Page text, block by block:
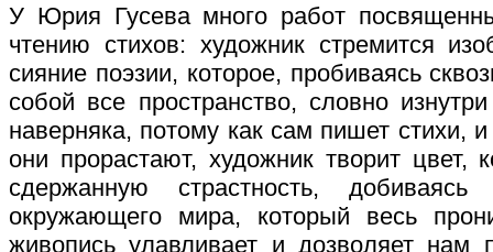
У Юрия Гусева много работ
чтению стихов: художник стремится
сияние поэзии, которое, пробиваясь
собой все пространство, словно
наверняка, потому как сам пишет стихи, и
они прорастают, художник творит цвет,
сдержанную страстность,
окружающего мира, который весь
живопись улавливает и дозволяет нам